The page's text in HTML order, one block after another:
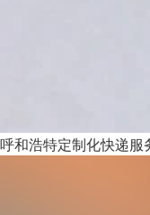
呼和浩特定制化快递服